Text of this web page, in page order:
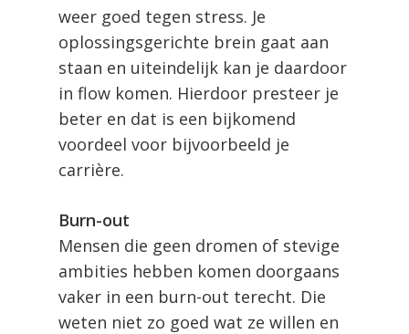
weer goed tegen stress. Je
oplossingsgerichte brein gaat aan
staan en uiteindelijk kan je daardoor
in flow komen. Hierdoor presteer je
beter en dat is een bijkomend
voordeel voor bijvoorbeeld je
carrière.
Burn-out
Mensen die geen dromen of stevige
ambities hebben komen doorgaans
vaker in een burn-out terecht. Die
weten niet zo goed wat ze willen en